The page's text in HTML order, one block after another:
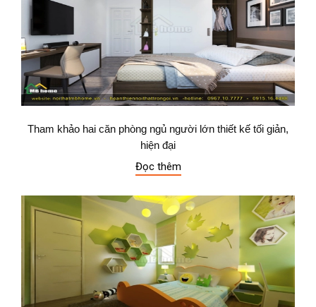
Tham khảo hai căn phòng ngủ người lớn thiết kế tối giản,
hiện đại
Đọc thêm